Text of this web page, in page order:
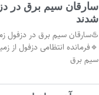
سارقان سیم برق در
شدند
♨️سارقان سیم برق در دزفول
سیم برق